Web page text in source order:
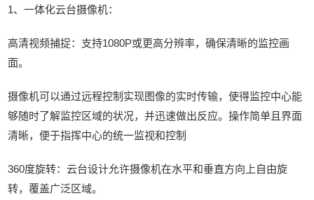
1、一体化云台摄像机：
高清视频捕捉：支持1080P或更高分辨率，确保清晰的监控画
面。
摄像机可以通过远程控制实现图像的实时传输，使得监控中心能
够随时了解监控区域的状况，并迅速做出反应。操作简单且界面
清晰，便于指挥中心的统一监视和控制
360度旋转：云台设计允许摄像机在水平和垂直方向上自由旋
转，覆盖广泛区域。